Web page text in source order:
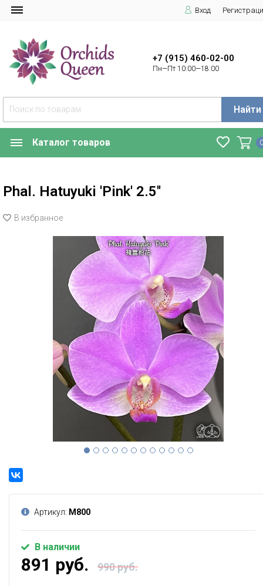
Вход
+7 (915) 460-02-00
Пн—Пт 10:00—18:00
Найти
Каталог товаров
Phal. Hatuyuki 'Pink' 2.5''
В избранное
Артикул: М800
В наличии
891 руб. 990 руб.